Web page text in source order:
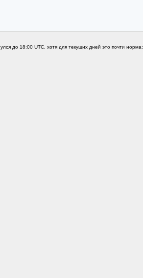
до 18:00 UTC, хотя для текущих дней это почти норма: